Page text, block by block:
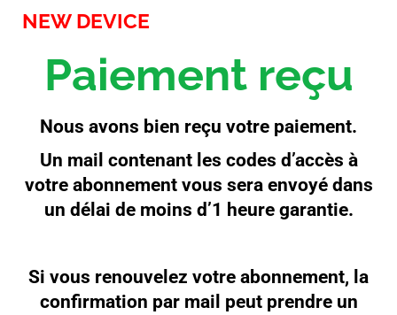
NEW DEVICE
Paiement reçu
Nous avons bien reçu votre paiement.
Un mail contenant les codes d’accès à
votre abonnement vous sera envoyé dans
un délai de moins d’1 heure garantie.
Si vous renouvelez votre abonnement, la
confirmation par mail peut prendre un